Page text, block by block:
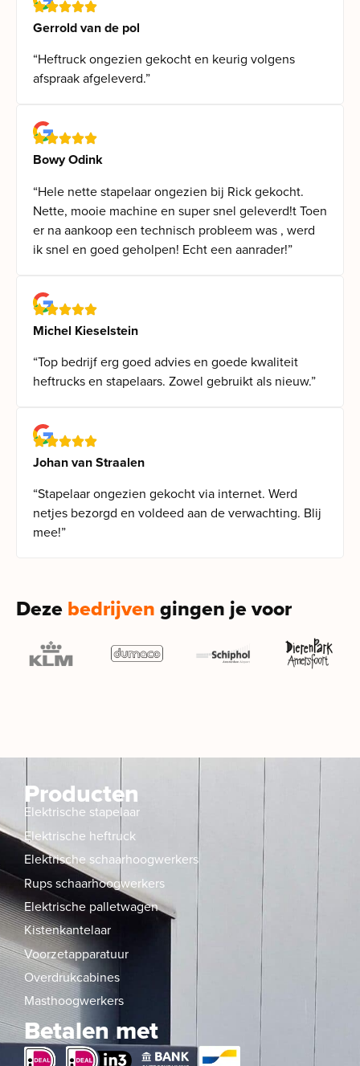
Gerrold van de pol
“Heftruck ongezien gekocht en keurig volgens
afspraak afgeleverd.”
Bowy Odink
“Hele nette stapelaar ongezien bij Rick gekocht.
Nette, mooie machine en super snel geleverd!t Toen
er na aankoop een technisch probleem was , werd
ik snel en goed geholpen! Echt een aanrader!”
Michel Kieselstein
“Top bedrijf erg goed advies en goede kwaliteit
heftrucks en stapelaars. Zowel gebruikt als nieuw.”
Johan van Straalen
“Stapelaar ongezien gekocht via internet. Werd
netjes bezorgd en voldeed aan de verwachting. Blij
mee!”
Dezebedrijvengingen je voor
Producten
Elektrische stapelaar
Elektrische heftruck
Elektrische schaarhoogwerkers
Rups schaarhoogwerkers
Elektrische palletwagen
Kistenkantelaar
Voorzetapparatuur
Overdrukcabines
Masthoogwerkers
Betalen met